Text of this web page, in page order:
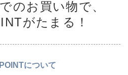
のお買い物で、
がたまる！
について